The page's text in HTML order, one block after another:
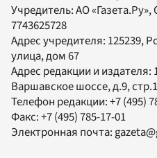
Учредитель:АО «Газета.Ру»,
7743625728
Адрес учредителя: 125239,
улица, дом 67
Адрес редакции и издателя:
Варшавское шоссе, д.9, стр.1
Телефон редакции:+7 (495)
Факс:+7 (495) 785-17-01
Электронная почта: